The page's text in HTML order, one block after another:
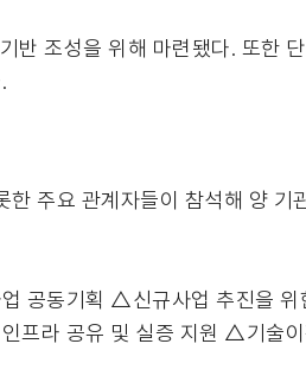
반 조성을 위해 마련됐다. 또한
주요 관계자들이 참석해 양 기
공동기획 △신규사업 추진을
프라 공유 및 실증 지원 △기술